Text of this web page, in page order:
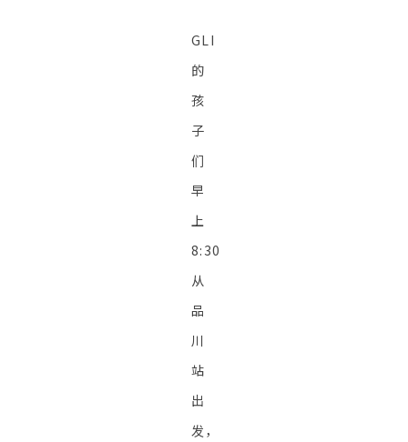
GLI
的
孩
子
们
早
上
8:30
从
品
川
站
出
发，